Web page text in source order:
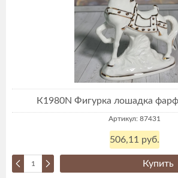
К1980N Фигурка лошадка
Артикул: 87431
506,11 руб.
Купить